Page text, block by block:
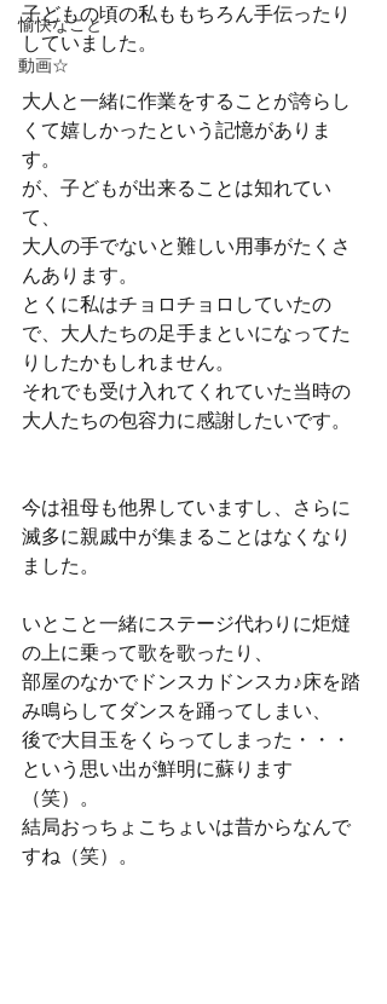
愉快なこと
動画☆
子どもの頃の私ももちろん手伝ったり
していました。
大人と一緒に作業をすることが誇らし
くて嬉しかったという記憶がありま
す。
が、子どもが出来ることは知れてい
て、
大人の手でないと難しい用事がたくさ
んあります。
とくに私はチョロチョロしていたの
で、大人たちの足手まといになってた
りしたかもしれません。
それでも受け入れてくれていた当時の
大人たちの包容力に感謝したいです。
今は祖母も他界していますし、さらに
滅多に親戚中が集まることはなくなり
ました。
いとこと一緒にステージ代わりに炬燵
の上に乗って歌を歌ったり、
部屋のなかでドンスカドンスカ♪床を踏
み鳴らしてダンスを踊ってしまい、
後で大目玉をくらってしまった・・・
という思い出が鮮明に蘇ります
（笑）。
結局おっちょこちょいは昔からなんで
すね（笑）。